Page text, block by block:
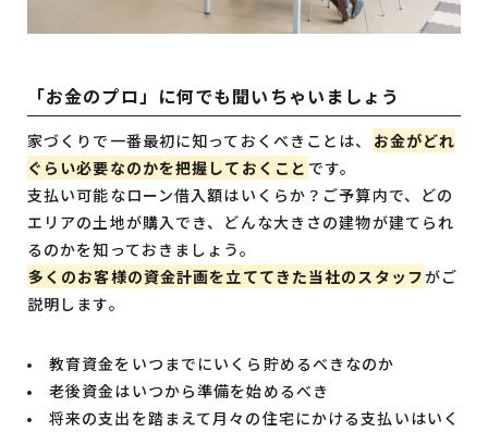
「お金のプロ」に何でも聞いちゃいましょう
家づくりで一番最初に知っておくべきことは、
お金がどれ
ぐらい必要なのかを把握しておくこと です。
支払い可能なローン借入額はいくらか？ご予算内で、どの
エリアの土地が購入でき、どんな大きさの建物が建てられ
るのかを知っておきましょう。
多くのお客様の資金計画を立ててきた当社のスタッフがご
説明します。
教育資金をいつまでにいくら貯めるべきなのか
老後資金はいつから準備を始めるべき
将来の支出を踏まえて月々の住宅にかける支払いはいく